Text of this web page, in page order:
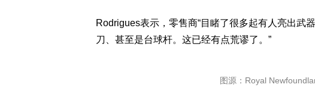
Rodrigues表示，零售商“目睹了很多起有人亮出
刀、甚至是台球杆。这已经有点荒谬了。”
图源：Royal